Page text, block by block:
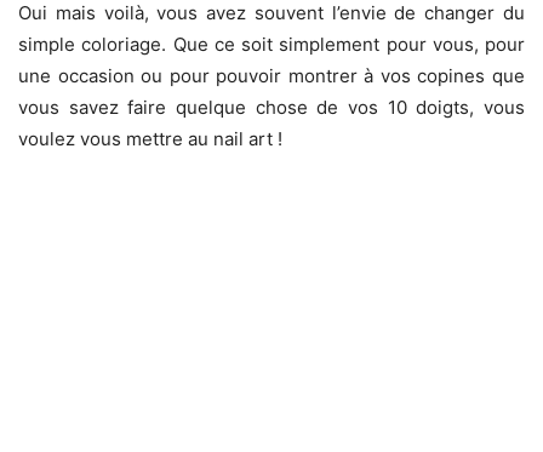
Oui mais voilà, vous avez souvent l’envie de changer du
simple coloriage. Que ce soit simplement pour vous, pour
une occasion ou pour pouvoir montrer à vos copines que
vous savez faire quelque chose de vos 10 doigts, vous
voulez vous mettre au nail art !